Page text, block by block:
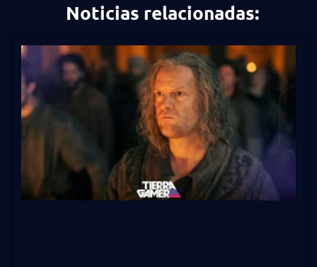
Noticias relacionadas: